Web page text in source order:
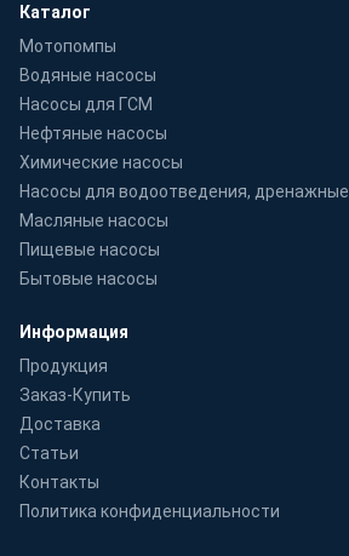
Каталог
Мотопомпы
Водяные насосы
Насосы для ГСМ
Нефтяные насосы
Химические насосы
Насосы для водоотведения, дренажные
Масляные насосы
Пищевые насосы
Бытовые насосы
Информация
Продукция
Заказ-Купить
Доставка
Статьи
Контакты
Политика конфиденциальности